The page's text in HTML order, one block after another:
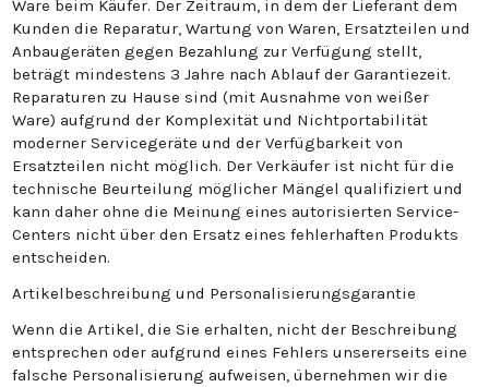
Ware beim Käufer. Der Zeitraum, in dem der Lieferant dem
Kunden die Reparatur, Wartung von Waren, Ersatzteilen und
Anbaugeräten gegen Bezahlung zur Verfügung stellt,
beträgt mindestens 3 Jahre nach Ablauf der Garantiezeit.
Reparaturen zu Hause sind (mit Ausnahme von weißer
Ware) aufgrund der Komplexität und Nichtportabilität
moderner Servicegeräte und der Verfügbarkeit von
Ersatzteilen nicht möglich. Der Verkäufer ist nicht für die
technische Beurteilung möglicher Mängel qualifiziert und
kann daher ohne die Meinung eines autorisierten Service-
Centers nicht über den Ersatz eines fehlerhaften Produkts
entscheiden.
Artikelbeschreibung und Personalisierungsgarantie
Wenn die Artikel, die Sie erhalten, nicht der Beschreibung
entsprechen oder aufgrund eines Fehlers unsererseits eine
falsche Personalisierung aufweisen, übernehmen wir die